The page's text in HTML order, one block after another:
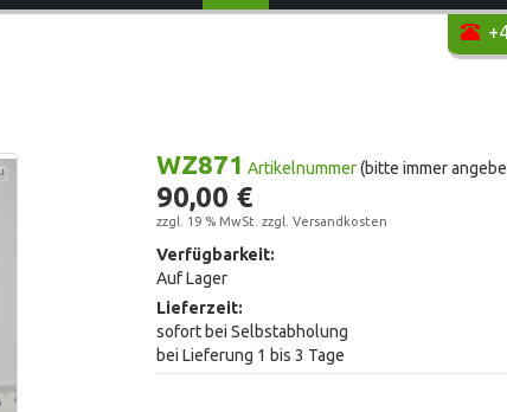
WZ871 Artikelnummer(bitte immer
90,00 €
zzgl. 19 % MwSt. zzgl. Versandkosten
Verfügbarkeit:
Auf Lager
Lieferzeit:
sofort bei Selbstabholung
bei Lieferung 1 bis 3 Tage